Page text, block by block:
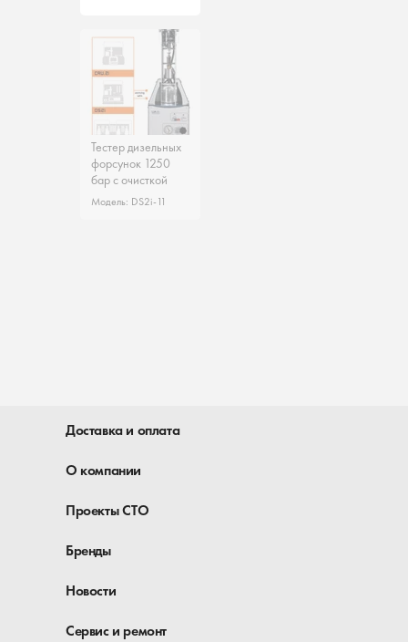
Тестер дизельных
форсунок 1250
бар с очисткой
Модель: DS2i-11
Доставка и оплата
О компании
Проекты СТО
Бренды
Новости
Сервис и ремонт